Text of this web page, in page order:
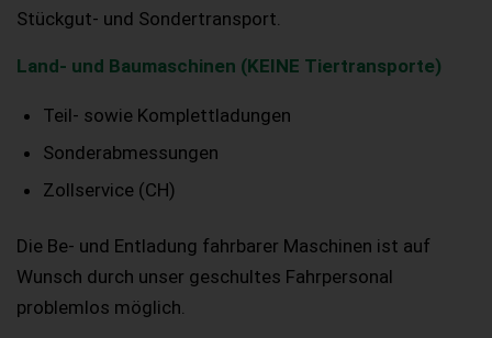
Stückgut- und Sondertransport.
Land- und Baumaschinen (KEINE Tiertransporte)
Teil- sowie Komplettladungen
Sonderabmessungen
Zollservice (CH)
Die Be- und Entladung fahrbarer Maschinen ist auf
Wunsch durch unser geschultes Fahrpersonal
problemlos möglich.